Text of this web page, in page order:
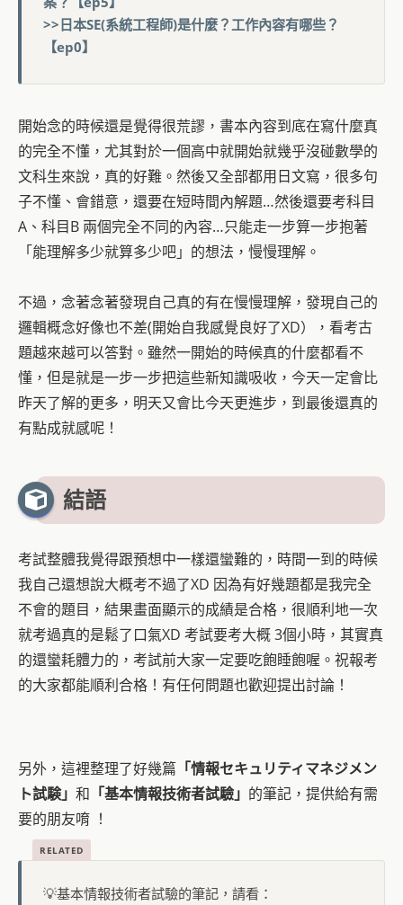
>>日本SE(系統工程師)是什麼？工作內容有哪些？
【ep0】
開始念的時候還是覺得很荒謬，書本內容到底在寫什麼真
的完全不懂，尤其對於一個高中就開始就幾乎沒碰數學的
文科生來說，真的好難。然後又全部都用日文寫，很多句
子不懂、會錯意，還要在短時間內解題…然後還要考科目
A、科目B 兩個完全不同的內容…只能走一步算一步抱著
「能理解多少就算多少吧」的想法，慢慢理解。
不過，念著念著發現自己真的有在慢慢理解，發現自己的
邏輯概念好像也不差(開始自我感覺良好了XD），看考古
題越來越可以答對。雖然一開始的時候真的什麼都看不
懂，但是就是一步一步把這些新知識吸收，今天一定會比
昨天了解的更多，明天又會比今天更進步，到最後還真的
有點成就感呢！
結語
考試整體我覺得跟預想中一樣還蠻難的，時間一到的時候
我自己還想說大概考不過了XD 因為有好幾題都是我完全
不會的題目，結果畫面顯示的成績是合格，很順利地一次
就考過真的是鬆了口氣XD 考試要考大概 3個小時，其實真
的還蠻耗體力的，考試前大家一定要吃飽睡飽喔。祝報考
的大家都能順利合格！有任何問題也歡迎提出討論！
另外，這裡整理了好幾篇 「情報セキュリティマネジメン
ト試験」 和 「基本情報技術者試驗」 的筆記，提供給有需
要的朋友唷 ！
💡基本情報技術者試驗的筆記，請看：